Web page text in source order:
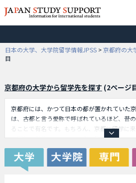
日本の大学、大学院留学情報JPSS >京都府の大
目
京都府の大学から留学先を探す (2ページ
京都府には、かつて日本の都が置かれていた
は、古都と言う愛称で呼ばれているほど、昔
ることで有名です。もちろん、京都に留学に
雰囲気を堪能しながら、学業に励むことがで
数多く存在する文化財、京の街を歩く舞妓さ
真骨頂を学ぶことができます。もちろん、大
ぶことも可能ですが、それと同時に日本文化